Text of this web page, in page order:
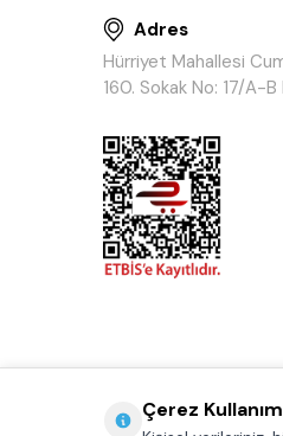
Adres
Hürriyet Mahallesi
160. Sokak No: 17/A-
Çerez